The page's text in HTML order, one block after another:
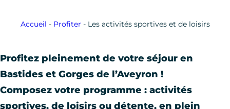
Accueil - Profiter - Les activités sportives et de loisirs
Profitez pleinement de votre séjour en
Bastides et Gorges de l’Aveyron !
Composez votre programme : activités
sportives, de loisirs ou détente, en plein